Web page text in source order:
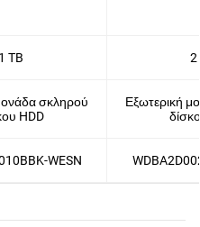
1 TB 2
σκληρού
HDD
Εξωτερική
WESN